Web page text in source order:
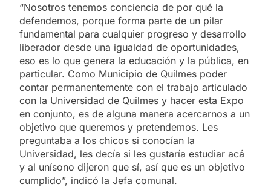
“Nosotros tenemos conciencia de por qué la
defendemos, porque forma parte de un pilar
fundamental para cualquier progreso y desarrollo
liberador desde una igualdad de oportunidades,
eso es lo que genera la educación y la pública, en
particular. Como Municipio de Quilmes poder
contar permanentemente con el trabajo articulado
con la Universidad de Quilmes y hacer esta Expo
en conjunto, es de alguna manera acercarnos a un
objetivo que queremos y pretendemos. Les
preguntaba a los chicos si conocían la
Universidad, les decía si les gustaría estudiar acá
y al unísono dijeron que sí, así que es un objetivo
cumplido”, indicó la Jefa comunal.